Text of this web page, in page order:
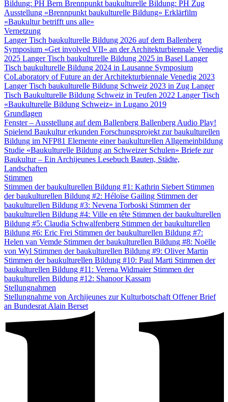
Bildung: PH Bern Brennpunkt baukulturelle Bildung: PH Zug
Ausstellung «Brennpunkt baukulturelle Bildung» Erklärfilm
«Baukultur betrifft uns alle»
Vernetzung
Langer Tisch baukulturelle Bildung 2026 auf dem Ballenberg
Symposium «Get involved VII» an der Architekturbiennale Venedig
2025 Langer Tisch baukulturelle Bildung 2025 in Basel Langer
Tisch baukulturelle Bildung 2024 in Lausanne Symposium
CoLaboratory of Future an der Architekturbiennale Venedig 2023
Langer Tisch baukulturelle Bildung Schweiz 2023 in Zug Langer
Tisch Baukulturelle Bildung Schweiz in Teufen 2022 Langer Tisch
«Baukulturelle Bildung Schweiz» in Lugano 2019
Grundlagen
Fenster – Ausstellung auf dem Ballenberg Ballenberg Audio Play!
Spielend Baukultur erkunden Forschungsprojekt zur baukulturellen
Bildung im NFP81 Elemente einer baukulturellen Allgemeinbildung
Studie «Baukulturelle Bildung an Schweizer Schulen» Briefe zur
Baukultur – Ein Archijeunes Lesebuch Bauten, Städte,
Landschaften
Stimmen
Stimmen der baukulturellen Bildung #1: Kathrin Siebert Stimmen
der baukulturellen Bildung #2: Héloïse Gailing Stimmen der
baukulturellen Bildung #3: Nevena Torboski Stimmen der
baukulturellen Bildung #4: Ville en tête Stimmen der baukulturellen
Bildung #5: Claudia Schwalfenberg Stimmen der baukulturellen
Bildung #6: Eric Frei Stimmen der baukulturellen Bildung #7:
Helen van Vemde Stimmen der baukulturellen Bildung #8: Noëlle
von Wyl Stimmen der baukulturellen Bildung #9: Oliver Martin
Stimmen der baukulturellen Bildung #10: Paul Marti Stimmen der
baukulturellen Bildung #11: Verena Widmaier Stimmen der
baukulturellen Bildung #12: Shanoor Kassam
Stellungnahmen
Stellungnahme von Archijeunes zur Kulturbotschaft Offener Brief
an Bundesrat Alain Berset